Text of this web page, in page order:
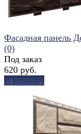
избранное сравнить
Фасадная панель
(0)
Под заказ
620 руб.
В корзину